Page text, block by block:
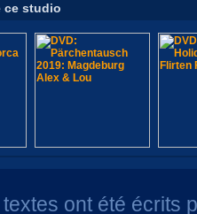
ce studio
textes ont été écrits